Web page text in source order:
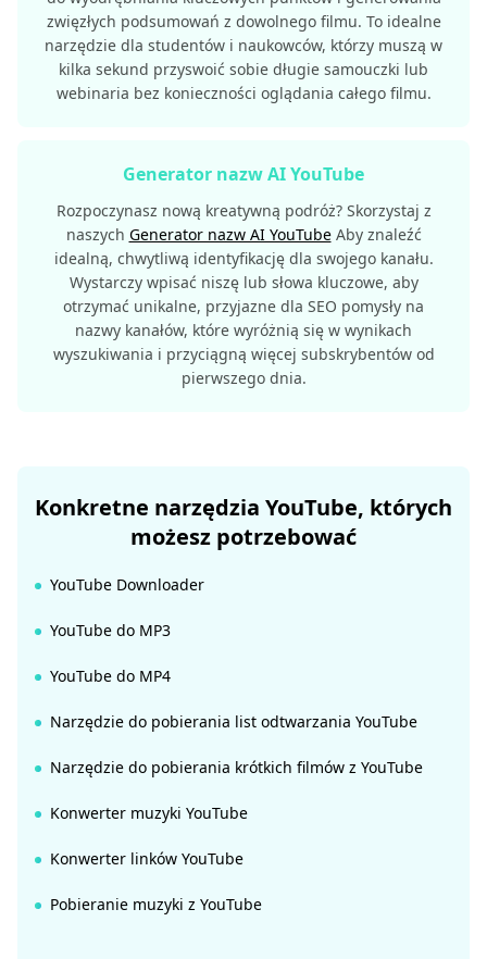
zwięzłych podsumowań z dowolnego filmu. To idealne
narzędzie dla studentów i naukowców, którzy muszą w
kilka sekund przyswoić sobie długie samouczki lub
webinaria bez konieczności oglądania całego filmu.
Generator nazw AI YouTube
Rozpoczynasz nową kreatywną podróż? Skorzystaj z
naszych Generator nazw AI YouTubeAby znaleźć
idealną, chwytliwą identyfikację dla swojego kanału.
Wystarczy wpisać niszę lub słowa kluczowe, aby
otrzymać unikalne, przyjazne dla SEO pomysły na
nazwy kanałów, które wyróżnią się w wynikach
wyszukiwania i przyciągną więcej subskrybentów od
pierwszego dnia.
Konkretne narzędzia YouTube, których
możesz potrzebować
YouTube Downloader
YouTube do MP3
YouTube do MP4
Narzędzie do pobierania list odtwarzania YouTube
Narzędzie do pobierania krótkich filmów z YouTube
Konwerter muzyki YouTube
Konwerter linków YouTube
Pobieranie muzyki z YouTube